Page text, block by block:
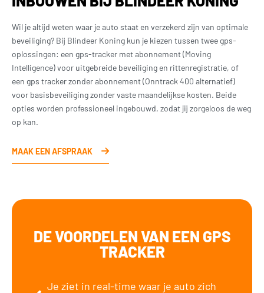
Wil je altijd weten waar je auto staat en verzekerd zijn van optimale
beveiliging? Bij Blindeer Koning kun je kiezen tussen twee gps-
oplossingen: een gps-tracker met abonnement (Moving
Intelligence) voor uitgebreide beveiliging en rittenregistratie, of
een gps tracker zonder abonnement (Onntrack 400 alternatief)
voor basisbeveiliging zonder vaste maandelijkse kosten. Beide
opties worden professioneel ingebouwd, zodat jij zorgeloos de weg
op kan.
MAAK EEN AFSPRAAK
DE VOORDELEN VAN EEN GPS
TRACKER
Je ziet in real-time waar je auto zich